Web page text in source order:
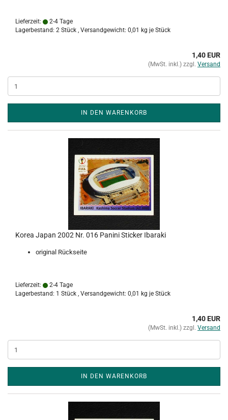
Lieferzeit:
2-4 Tage
Lagerbestand: 2 Stück , Versandgewicht: 0,01 kg je Stück
1,40 EUR
(MwSt. inkl.) zzgl. Versand
IN DEN WARENKORB
Korea Japan 2002 Nr. 016 Panini Sticker Ibaraki
original Rückseite
Lieferzeit:
2-4 Tage
Lagerbestand: 1 Stück , Versandgewicht: 0,01 kg je Stück
1,40 EUR
(MwSt. inkl.) zzgl. Versand
IN DEN WARENKORB